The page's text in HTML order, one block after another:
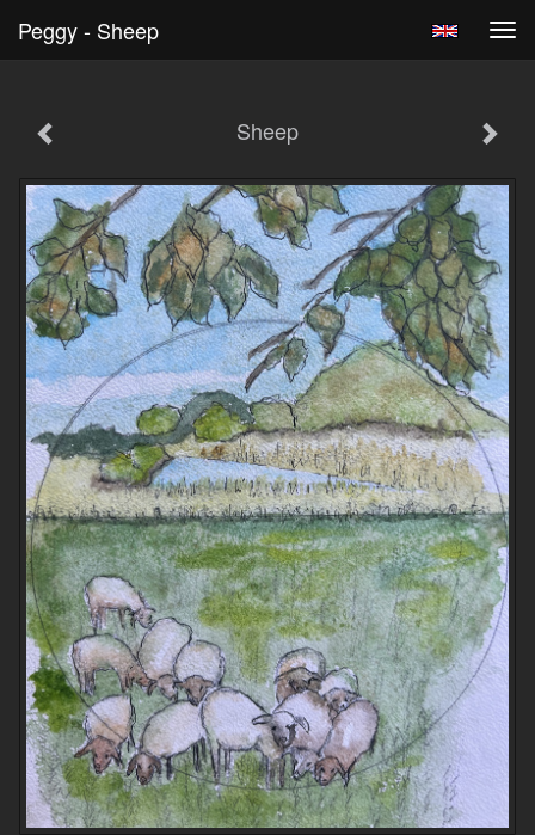
Peggy - Sheep
Sheep